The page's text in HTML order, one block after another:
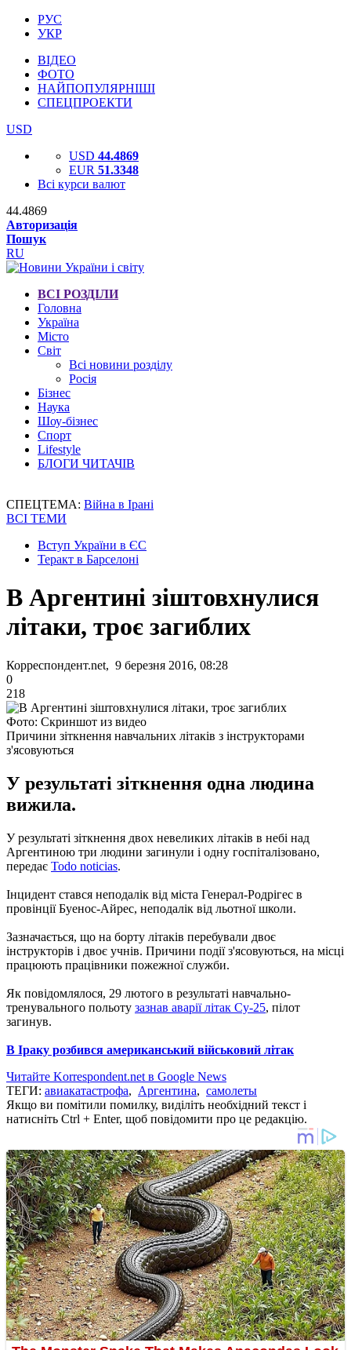
РУС
УКР
ВІДЕО
ФОТО
НАЙПОПУЛЯРНІШІ
СПЕЦПРОЕКТИ
USD
USD 44.4869
EUR 51.3348
Всі курси валют
44.4869
Авторизація
Пошук
RU
ВСІ РОЗДІЛИ
Головна
Україна
Місто
Світ
Всі новини розділу
Росія
Бізнес
Наука
Шоу-бізнес
Спорт
Lifestyle
БЛОГИ ЧИТАЧІВ
СПЕЦТЕМА: Війна в Ірані
ВСІ ТЕМИ
Вступ України в ЄС
Теракт в Барселоні
В Аргентині зіштовхнулися
літаки, троє загиблих
Корреспондент.net, 9 березня 2016, 08:28
0
218
Фото: Скриншот из видео
Причини зіткнення навчальних літаків з інструкторами
з'ясовуються
У результаті зіткнення одна людина
вижила.
У результаті зіткнення двох невеликих літаків в небі над
Аргентиною три людини загинули і одну госпіталізовано,
передає Todo noticias.
Інцидент стався неподалік від міста Генерал-Родрігес в
провінції Буенос-Айрес, неподалік від льотної школи.
Зазначається, що на борту літаків перебували двоє
інструкторів і двоє учнів. Причини події з'ясовуються, на місці
працюють працівники пожежної служби.
Як повідомлялося, 29 лютого в результаті навчально-
тренувального польоту зазнав аварії літак Су-25, пілот
загинув.
В Іраку розбився американський військовий літак
Читайте Korrespondent.net в Google News
ТЕГИ: авиакатастрофа, Аргентина, самолеты
Якщо ви помітили помилку, виділіть необхідний текст і
натисніть Ctrl + Enter, щоб повідомити про це редакцію.